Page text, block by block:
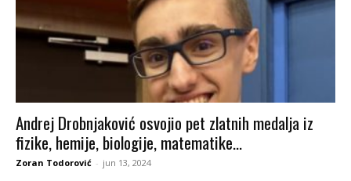
Andrej Drobnjaković osvojio pet zlatnih medalja iz
fizike, hemije, biologije, matematike...
Zoran Todorović - jun 13, 2024